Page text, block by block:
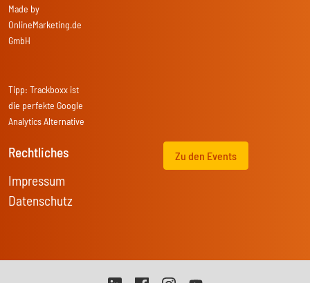
Made by
OnlineMarketing.de
GmbH
Tipp: Trackboxx ist
die perfekte Google
Analytics Alternative
Rechtliches
Impressum
Datenschutz
Zu den Events